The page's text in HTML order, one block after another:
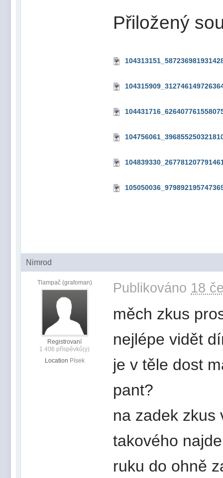
Přiložený
Nimrod
Tlampač (grafoman)
Registrovaní
1 406 příspěvků(y)
Location Písek
Publikováno 18
měch zkus
nejlépe vidět
je v těle dost
pant?
na zadek zkus
takového
ruku do ohně